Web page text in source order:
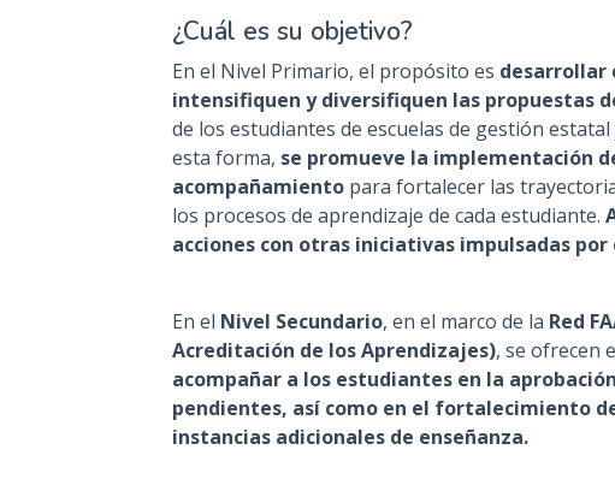
¿Cuál es su objetivo?
En el Nivel Primario, el propósito es desarrollar
intensifiquen y diversifiquen las propuestas
de los estudiantes de escuelas de gestión
esta forma, se promueve la implementación
acompañamiento para fortalecer las
los procesos de aprendizaje de cada estudiante.
acciones con otras iniciativas impulsadas
En el Nivel Secundario, en el marco de la Red
Acreditación de los Aprendizajes), se ofrecen e
acompañar a los estudiantes en la
pendientes, así como en el fortalecimiento
instancias adicionales de enseñanza.